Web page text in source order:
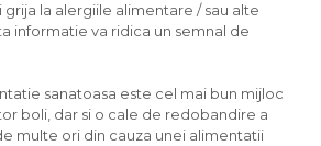
la alergiile alimentare / sau alte
informatie va ridica un semnal de
sanatoasa este cel mai bun mijloc
boli, dar si o cale de redobandire a
multe ori din cauza unei alimentatii